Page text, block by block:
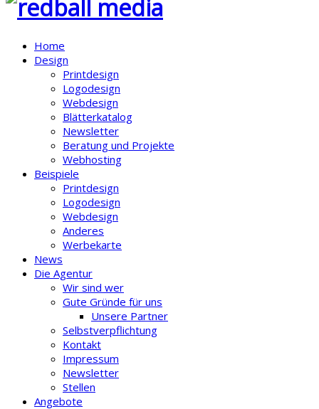
Home
Design
Printdesign
Logodesign
Webdesign
Blätterkatalog
Newsletter
Beratung und Projekte
Webhosting
Beispiele
Printdesign
Logodesign
Webdesign
Anderes
Werbekarte
News
Die Agentur
Wir sind wer
Gute Gründe für uns
Unsere Partner
Selbstverpflichtung
Kontakt
Impressum
Newsletter
Stellen
Angebote